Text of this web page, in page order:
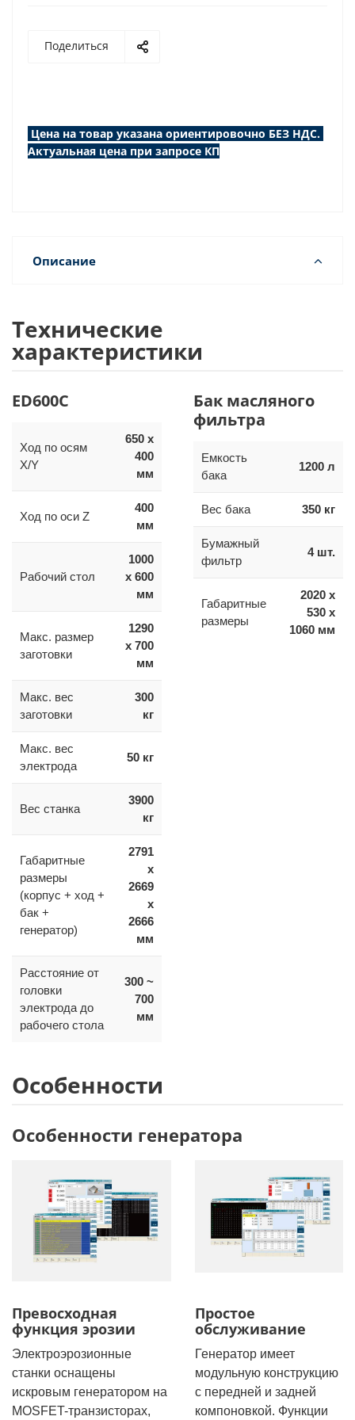
Поделиться
Цена на товар указана ориентировочно БЕЗ НДС.
Актуальная цена при запросе КП
Описание
Технические
характеристики
ED600C
Ход по осям
X/Y
650 x
400
мм
Ход по оси Z
400
мм
Рабочий стол
1000
x 600
мм
Макс. размер
заготовки
1290
x 700
мм
Макс. вес
заготовки
300
кг
Макс. вес
электрода
50 кг
Вес станка
3900
кг
Габаритные
размеры
(корпус + ход +
бак +
генератор)
2791
x
2669
x
2666
мм
Расстояние от
головки
электрода до
рабочего стола
300 ~
700
мм
Бак масляного
фильтра
Емкость
бака
1200 л
Вес бака 350 кг
Бумажный
фильтр
4 шт.
Габаритные
размеры
2020 x
530 x
1060 мм
Особенности
Особенности генератора
Превосходная
функция эрозии
Электроэрозионные
станки оснащены
искровым генератором на
MOSFET-транзисторах,
Простое
обслуживание
Генератор имеет
модульную конструкцию
с передней и задней
компоновкой. Функции